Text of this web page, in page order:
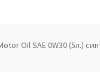
данных
Oil SAE 0W30 (5л.)